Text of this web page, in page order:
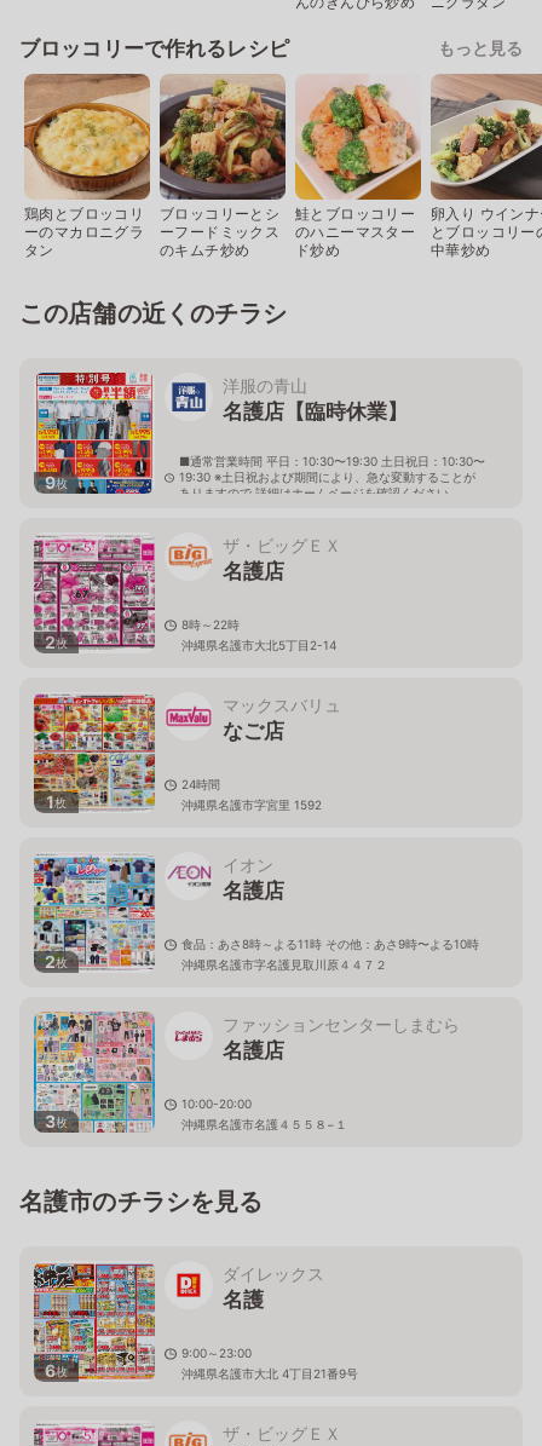
ブロッコリーで作れるレシピ もっと見る
鶏肉とブロッコリ
ーのマカロニグラ
タン
ブロッコリーとシ
ーフードミックス
のキムチ炒め
鮭とブロッコリー
のハニーマスター
ド炒め
卵入り ウイン
とブロッコリー
中華炒め
この店舗の近くのチラシ
9枚
洋服の青山
名護店【臨時休業】
■通常営業時間 平日：10:30〜19:30 土日祝日：10:30〜
19:30 ※土日祝および期間により、急な変動することが
ありますので 詳細はホームページを確認ください
2枚
ザ・ビッグＥＸ
名護店
8時～22時
沖縄県名護市大北5丁目2-14
1枚
マックスバリュ
なご店
24時間
沖縄県名護市字宮里 1592
2枚
イオン
名護店
食品：あさ8時～よる11時 その他：あさ9時〜よる10時
沖縄県名護市字名護見取川原４４７２
3枚
ファッションセンターしまむら
名護店
10:00-20:00
沖縄県名護市名護４５５８−１
名護市のチラシを見る
6枚
ダイレックス
名護
9:00～23:00
沖縄県名護市大北 4丁目21番9号
ザ・ビッグＥＸ